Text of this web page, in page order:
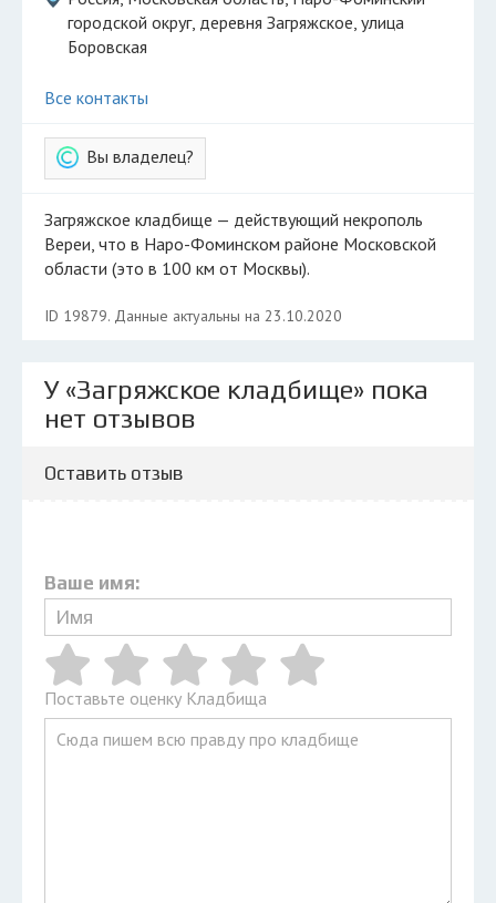
городской округ, деревня Загряжское, улица
Боровская
Все контакты
Вы владелец?
Загряжское кладбище — действующий некрополь
Вереи, что в Наро-Фоминском районе Московской
области (это в 100 км от Москвы).
ID 19879. Данные актуальны на 23.10.2020
У «Загряжское кладбище» пока
нет отзывов
Оставить отзыв
Ваше имя:
Поставьте оценку Кладбища